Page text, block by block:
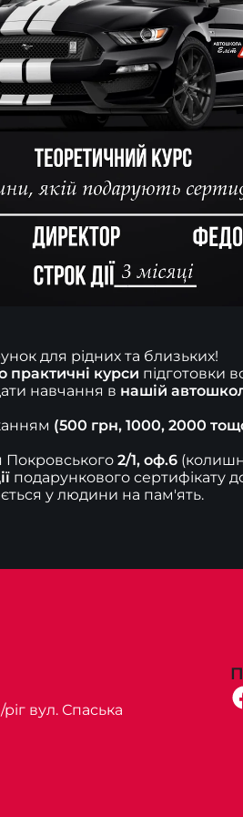
для рідних та близьких!
практичні курси підготовки
навчання в нашій
(500 грн, 1000, 2000
Покровського 2/1, оф.6
подарункового сертифікату
у людини на пам'ять.
вул. Спаська